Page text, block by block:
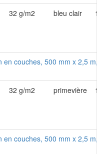
32 g/m2 bleu clair
en couches, 500 mm x 2,5
32 g/m2 primevière
en couches, 500 mm x 2,5